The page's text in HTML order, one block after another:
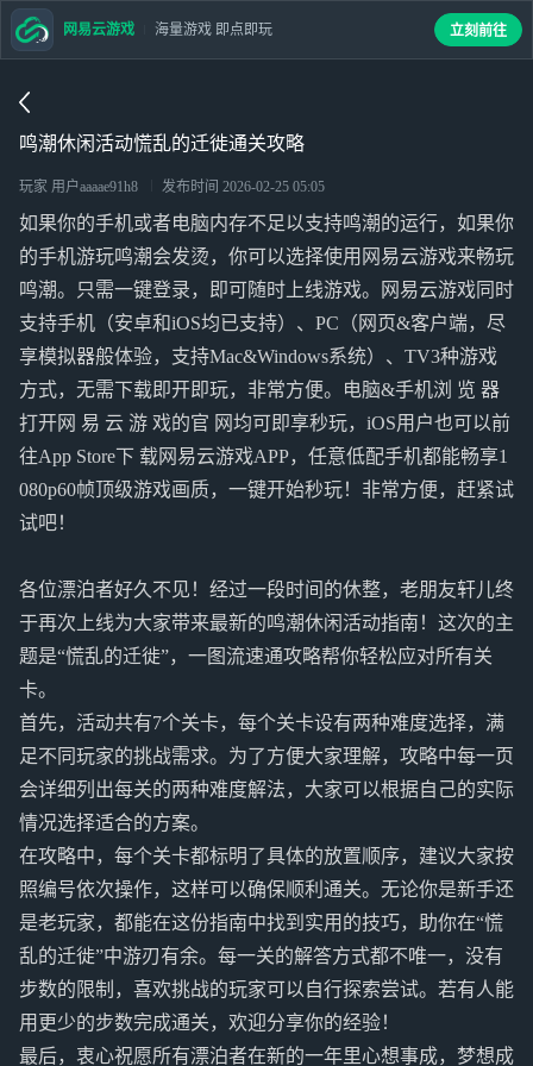
鸣潮休闲活动慌乱的迁徙通关攻略
玩家 用户aaaae91h8 发布时间 2026-02-25 05:05
如果你的手机或者电脑内存不足以支持鸣潮的运行，如果你
的手机游玩鸣潮会发烫，你可以选择使用网易云游戏来畅玩
鸣潮。只需一键登录，即可随时上线游戏。网易云游戏同时
支持手机（安卓和iOS均已支持）、PC（网页&客户端，尽
享模拟器般体验，支持Mac&Windows系统）、TV3种游戏
方式，无需下载即开即玩，非常方便。电脑&手机浏 览 器
打开网 易 云 游 戏的官 网均可即享秒玩，iOS用户也可以前
往App Store下 载网易云游戏APP，任意低配手机都能畅享1
080p60帧顶级游戏画质，一键开始秒玩！非常方便，赶紧试
试吧！
各位漂泊者好久不见！经过一段时间的休整，老朋友轩儿终
于再次上线为大家带来最新的鸣潮休闲活动指南！这次的主
题是“慌乱的迁徙”，一图流速通攻略帮你轻松应对所有关
卡。
首先，活动共有7个关卡，每个关卡设有两种难度选择，满
足不同玩家的挑战需求。为了方便大家理解，攻略中每一页
会详细列出每关的两种难度解法，大家可以根据自己的实际
情况选择适合的方案。
在攻略中，每个关卡都标明了具体的放置顺序，建议大家按
照编号依次操作，这样可以确保顺利通关。无论你是新手还
是老玩家，都能在这份指南中找到实用的技巧，助你在“慌
乱的迁徙”中游刃有余。每一关的解答方式都不唯一，没有
步数的限制，喜欢挑战的玩家可以自行探索尝试。若有人能
用更少的步数完成通关，欢迎分享你的经验！
最后，衷心祝愿所有漂泊者在新的一年里心想事成，梦想成
网易云游戏 海量游戏 即点即玩 立刻前往